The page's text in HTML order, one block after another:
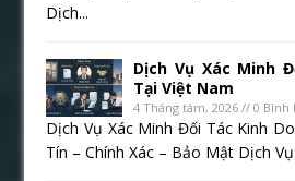
Dịch...
Dịch Vụ Xác Minh
Tại Việt Nam
4 Tháng tám, 2026 // 0 Bình
Dịch Vụ Xác Minh Đối Tác Kinh
Tín – Chính Xác – Bảo Mật Dịch